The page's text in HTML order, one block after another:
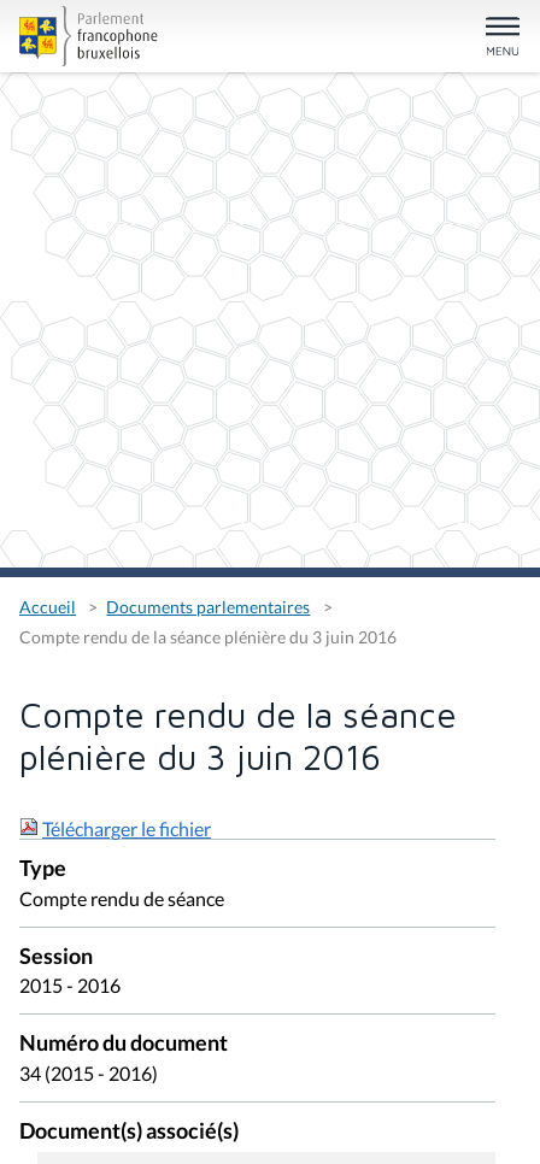
Accueil
Documents parlementaires
Compte rendu de la séance plénière du 3 juin 2016
Compte rendu de la séance
plénière du 3 juin 2016
Télécharger le fichier
Type
Compte rendu de séance
Session
2015 - 2016
Numéro du document
34 (2015 - 2016)
Document(s) associé(s)